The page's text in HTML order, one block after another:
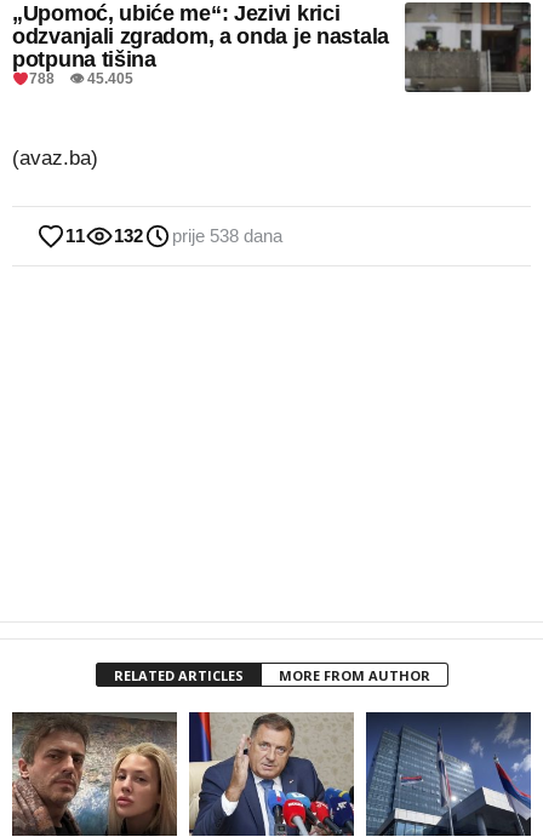
„Upomoć, ubiće me“: Jezivi krici
odzvanjali zgradom, a onda je nastala
potpuna tišina
788 👁 45.405
(avaz.ba)
11 132 prije 538 dana
RELATED ARTICLES MORE FROM AUTHOR